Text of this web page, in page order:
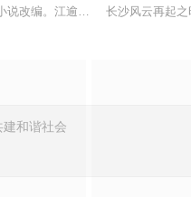
说改编。江逾白长大以后，林知夏
长沙风云再起